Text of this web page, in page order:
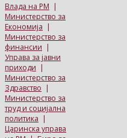
Влада на РМ |
Министерство за
Економија |
Министерство за
финансии |
Управа за јавни
приходи |
Министерство за
Здравство |
Министерство за
труд и социјална
политика |
Царинска управа